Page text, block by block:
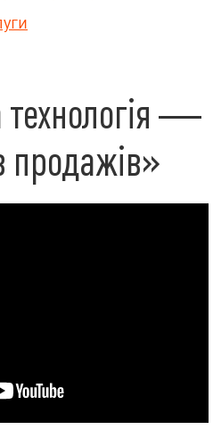
технологія —
продажів»